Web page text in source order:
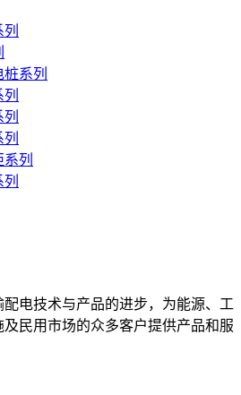
系列
列
电技术与产品的进步，为能源、工
及民用市场的众多客户提供产品和服